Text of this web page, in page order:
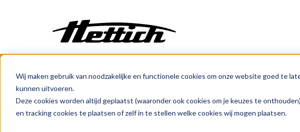
Wij maken gebruik van noodzakelijke en functionele cookies om onze website goed te
kunnen uitvoeren.
Deze cookies worden altijd geplaatst (waaronder ook cookies om je keuzes te
en tracking cookies te plaatsen of zelf in te stellen welke cookies wij mogen plaatsen.
Maatwerk
Incubatoren
Centrifuges
Benelux Producten Koelen Laboratorium